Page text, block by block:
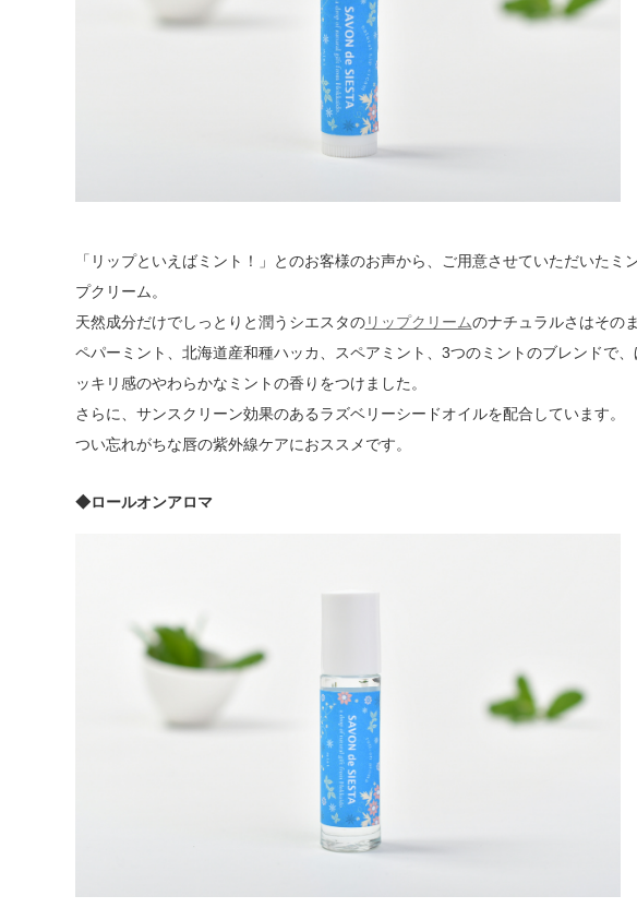
「リップといえばミント！」とのお客様のお声から、ご用意させていただいたミ
プクリーム。
天然成分だけでしっとりと潤うシエスタのリップクリームのナチュラルさはそのま
ペパーミント、北海道産和種ハッカ、スペアミント、3つのミントのブレンドで、
ッキリ感のやわらかなミントの香りをつけました。
さらに、サンスクリーン効果のあるラズベリーシードオイルを配合しています。
つい忘れがちな唇の紫外線ケアにおススメです。
◆ロールオンアロマ